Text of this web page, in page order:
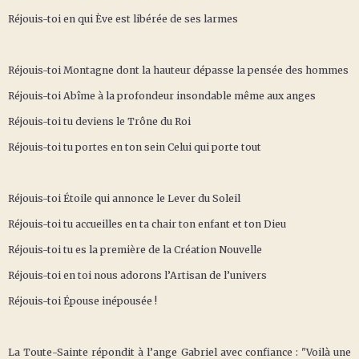
Réjouis-toi en qui Ève est libérée de ses larmes
Réjouis-toi Montagne dont la hauteur dépasse la pensée des hommes
Réjouis-toi Abîme à la profondeur insondable même aux anges
Réjouis-toi tu deviens le Trône du Roi
Réjouis-toi tu portes en ton sein Celui qui porte tout
Réjouis-toi Étoile qui annonce le Lever du Soleil
Réjouis-toi tu accueilles en ta chair ton enfant et ton Dieu
Réjouis-toi tu es la première de la Création Nouvelle
Réjouis-toi en toi nous adorons l’Artisan de l’univers
Réjouis-toi Épouse inépousée !
La Toute-Sainte répondit à l’ange Gabriel avec confiance : "Voilà une